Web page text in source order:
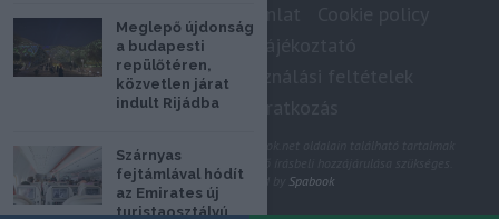
Impresszum
Adatkezelési tájékoztató
Szerzői jogok, felhasználási feltételek
Hírlevél feliratkozás
@2020 - Minden jog fenntartva. A Spabook.net oldalain található tartalmak
felhasználásához, újraközléséhez a szerző írásbeli hozzájárulása szükséges.
All Rights Reserved by Spabook
Meglepő újdonság
a budapesti
repülőtéren,
közvetlen járat
indult Rijádba
Szárnyas
fejtámlával hódít
az Emirates új
turistaosztályú